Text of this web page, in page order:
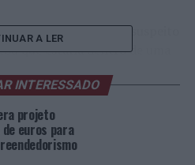
estupefacientes, o suspeito
que estaria dentro de uma
deram positivo para haxixe
individuais, a polícia
de instrumentos
A LER
INTERESSADO
projeto
euros para